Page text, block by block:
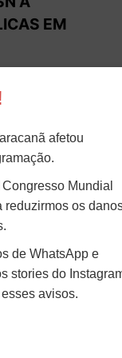
EM
de
da
À
de
de violência
de
afetou
Mundial
reduzirmos os
de WhatsApp e
stories do
avisos.